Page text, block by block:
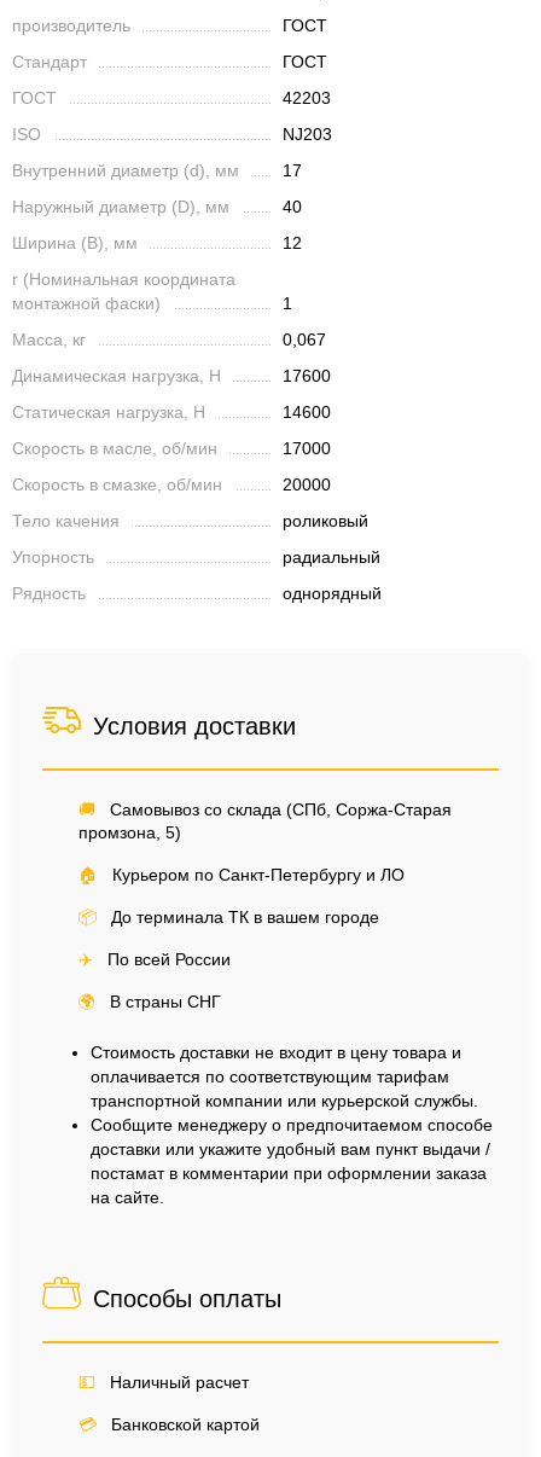
производитель
ГОСТ
Стандарт
ГОСТ
ГОСТ
42203
ISO
NJ203
Внутренний диаметр (d), мм
17
Наружный диаметр (D), мм
40
Ширина (B), мм
12
r (Номинальная координата
монтажной фаски)
1
Масса, кг
0,067
Динамическая нагрузка, Н
17600
Статическая нагрузка, Н
14600
Скорость в масле, об/мин
17000
Скорость в смазке, об/мин
20000
Тело качения
роликовый
Упорность
радиальный
Рядность
однорядный
Условия доставки
🚚
Самовывоз со склада (СПб, Соржа-Старая
промзона, 5)
🏠 Курьером по Санкт-Петербургу и ЛО
📦 До терминала ТК в вашем городе
✈️ По всей России
🌍 В страны СНГ
Стоимость доставки не входит в цену товара и
оплачивается по соответствующим тарифам
транспортной компании или курьерской службы.
Сообщите менеджеру о предпочитаемом способе
доставки или укажите удобный вам пункт выдачи /
постамат в комментарии при оформлении заказа
на сайте.
Способы оплаты
💵 Наличный расчет
💳 Банковской картой